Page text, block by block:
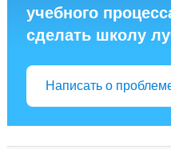
учебного
сделать школу
Написать о